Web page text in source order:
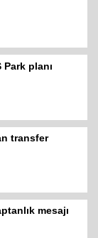
planı
transfer
mesajı